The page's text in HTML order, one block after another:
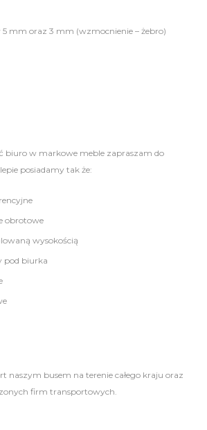
mm oraz 3 mm (wzmocnienie – żebro)
biuro w markowe meble zapraszam do
posiadamy tak że:
obrotowe
wysokością
pod biurka
naszym busem na terenie całego kraju oraz
firm transportowych.